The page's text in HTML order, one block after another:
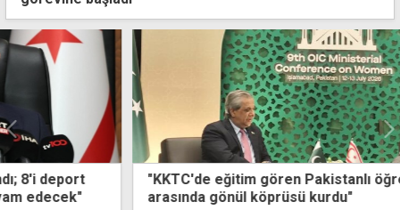
"KKTC'de eğitim gören Pakistanlı öğrenciler iki ülke
arasında gönül köprüsü kurdu"